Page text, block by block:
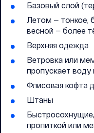
Базовый слой
Летом — тонкое,
весной — более
Верхняя одежда
Ветровка или
пропускает воду
Флисовая кофта
Штаны
пропиткой или